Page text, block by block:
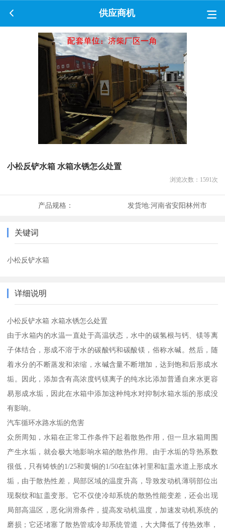
供应商机
小松反铲水箱 水箱水锈怎么处置
浏览次数： 1591 次
产品规格： 发货地:河南省安阳林州市
关键词
小松反铲水箱
详细说明
小松反铲水箱 水箱水锈怎么处置
由于水箱内的水温一直处于高温状态，水中的碳氢根与钙、镁等离
子体结合，形成不溶于水的碳酸钙和碳酸镁，俗称水碱。然后，随
着水分的不断蒸发和浓缩，水碱含量不断增加，达到饱和后形成水
垢。因此，添加含有高浓度钙镁离子的纯水比添加普通自来水更容
易形成水垢，因此在水箱中添加这种纯水对抑制水箱水垢的形成没
有影响。
汽车循环水路水垢的危害
众所周知，水箱在正常工作条件下起着散热作用，但一旦水箱周围
产生水垢，就会极大地影响水箱的散热作用。由于水垢的导热系数
很低，只有铸铁的1/25和黄铜的1/50在缸体衬里和缸盖水道上形成水
垢，由于散热性差，局部区域的温度升高，导致发动机薄弱部位出
现裂纹和缸盖变形。它不仅使冷却系统的散热性能变差，还会出现
局部高温区，恶化润滑条件，提高发动机温度，加速发动机系统的
磨损；它还堵塞了散热管或冷却系统管道，大大降低了传热效率，